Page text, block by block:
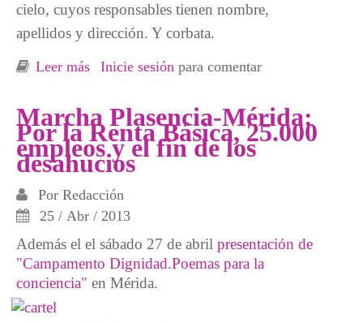
cielo, cuyos responsables tienen nombre,
apellidos y dirección. Y corbata.
Leer más sobre Comunicado Campamentos Dignidad:
Datos EPA
Inicie sesión para comentar
Marcha Plasencia-Mérida:
Por la Renta Básica, 25.000
empleos y el fin de los
desahucios
Por Redacción
25 / Abr / 2013
Además el el sábado 27 de abril presentación de
"Campamento Dignidad.Poemas para la
conciencia" en Mérida.